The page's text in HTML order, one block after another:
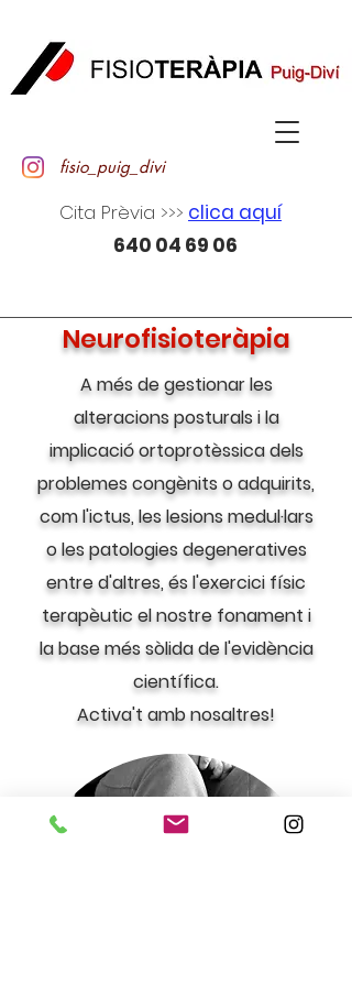
fisio_puig_divi
Cita Prèvia >>> clica aquí
640 04 69 06
Neurofisioteràpia
A més de gestionar les
alteracions posturals i la
implicació ortoprotèssica dels
problemes congènits o adquirits,
com l'ictus, les lesions medul·lars
o les patologies degeneratives
entre d'altres, és l'exercici físic
terapèutic el nostre fonament i
la base més sòlida de l'evidència
científica.
Activa't amb nosaltres!